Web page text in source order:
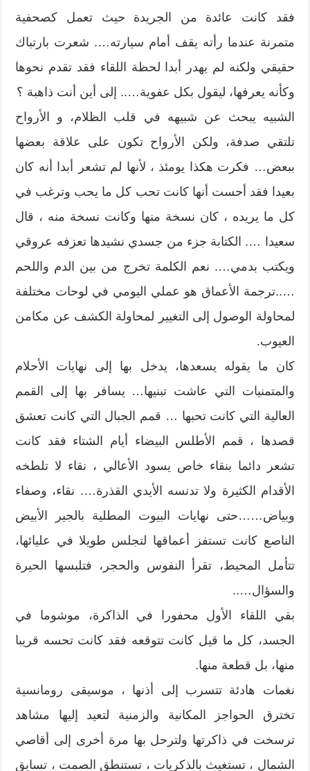
فقد كانت عائدة من الجريدة حيث تعمل كصحفية
متمرنة عندما رأته يقف أمام سيارته…. شعرت بارتباك
حقيقي ولكنه لم يهدر أبدا لحظة اللقاء فقد تقدم نحوها
وكأنه يعرفها، ليقول بكل عفوية….. إلى أين أنت ذاهبة ؟
الشبيه يبحث عن شبيهه في قلب الظلام، و الأرواح
تلتقي صدفة، ولكن الأرواح تكون على علاقة بعضها
ببعض… فكرت هكذا يومئذ ، لأنها لم تشعر أبدا أنه كان
بعيدا فقد أحست أنها كانت تحب كل ما يحب وترغب في
كل ما يريده ، كان نسخة منها وكانت نسخة منه ، قال
سعيدا …. الكتابة جزء من جسدي نشيدها تعزفه عروقي
ويكتب بدمي…. نعم الكلمة تخرج من بين الدم واللحم
…..ترجمة الأعماق هو عملي اليومي في لوحات مختلفة
لمحاولة الوصول إلى التغيير لمحاولة الكشف عن مكامن
العيوب.
كان ما يقوله يسعدها، يدخل بها إلى نهايات الأحلام
والمتمنيات التي عاشت تبنيها… يسافر بها إلى القمم
العالية التي كانت تحبها … قمم الجبال التي كانت تعشق
قصدها ، قمم الأطلس البيضاء أيام الشتاء فقد كانت
تشعر دائما بنقاء خاص يسود الأعالي ، نقاء لا تلطخه
الأقدام الكثيرة ولا تدنسه الأيدي القذرة…. نقاء، وصفاء
وبياض……حتى نهايات البيوت المطلية بالجير الأبيض
الناصع كانت تستفز أعماقها لتجلس طويلا في عليائها،
تتأمل المحيط، تقرأ النفوس والحجر، فتلبسها الحيرة
والسؤال…..
بقي اللقاء الأول محفورا في الذاكرة، موشوما في
الجسد، كل ما قيل كانت تتوقعه فقد كانت تحسه قريبا
منها، بل قطعة منها.
نغمات هادئة تتسرب إلى أذنها ، موسيقى رومانسية
تخترق الحواجز المكانية والزمنية لتعيد إليها مشاهد
ترسخت في ذاكرتها ولترحل بها مرة أخرى إلى أقاصي
الشمال ، تستغيث بالذكريات ، تستنطق الصمت ، تسابق